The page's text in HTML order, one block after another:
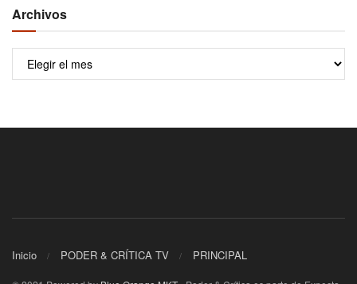
Archivos
Archivos
Inicio PODER & CRÍTICA TV PRINCIPAL